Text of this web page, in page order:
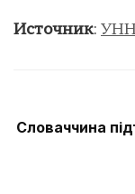
Источник: УНН
Словаччина